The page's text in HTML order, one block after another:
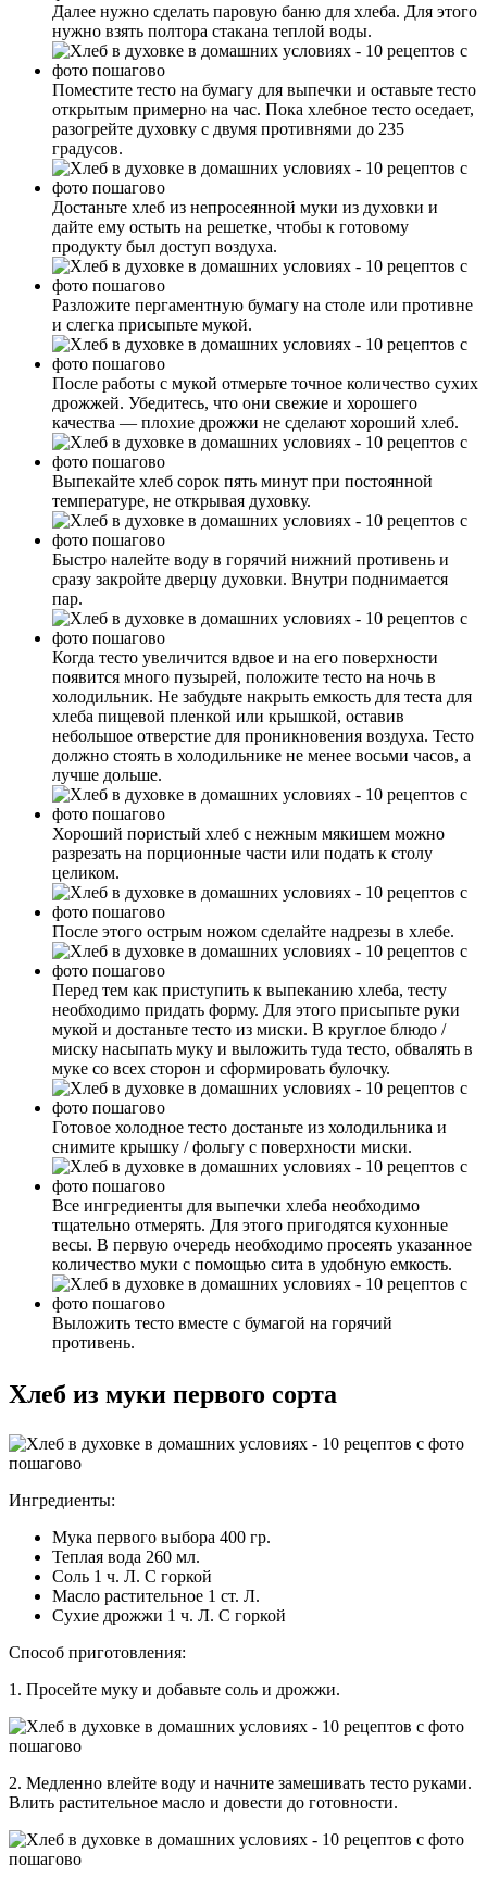
Далее нужно сделать паровую баню для хлеба. Для этого
нужно взять полтора стакана теплой воды.
Поместите тесто на бумагу для выпечки и оставьте тесто
открытым примерно на час. Пока хлебное тесто оседает,
разогрейте духовку с двумя противнями до 235
градусов.
Достаньте хлеб из непросеянной муки из духовки и
дайте ему остыть на решетке, чтобы к готовому
продукту был доступ воздуха.
Разложите пергаментную бумагу на столе или противне
и слегка присыпьте мукой.
После работы с мукой отмерьте точное количество сухих
дрожжей. Убедитесь, что они свежие и хорошего
качества — плохие дрожжи не сделают хороший хлеб.
Выпекайте хлеб сорок пять минут при постоянной
температуре, не открывая духовку.
Быстро налейте воду в горячий нижний противень и
сразу закройте дверцу духовки. Внутри поднимается
пар.
Когда тесто увеличится вдвое и на его поверхности
появится много пузырей, положите тесто на ночь в
холодильник. Не забудьте накрыть емкость для теста для
хлеба пищевой пленкой или крышкой, оставив
небольшое отверстие для проникновения воздуха. Тесто
должно стоять в холодильнике не менее восьми часов, а
лучше дольше.
Хороший пористый хлеб с нежным мякишем можно
разрезать на порционные части или подать к столу
целиком.
После этого острым ножом сделайте надрезы в хлебе.
Перед тем как приступить к выпеканию хлеба, тесту
необходимо придать форму. Для этого присыпьте руки
мукой и достаньте тесто из миски. В круглое блюдо /
миску насыпать муку и выложить туда тесто, обвалять в
муке со всех сторон и сформировать булочку.
Готовое холодное тесто достаньте из холодильника и
снимите крышку / фольгу с поверхности миски.
Все ингредиенты для выпечки хлеба необходимо
тщательно отмерять. Для этого пригодятся кухонные
весы. В первую очередь необходимо просеять указанное
количество муки с помощью сита в удобную емкость.
Выложить тесто вместе с бумагой на горячий
противень.
Хлеб из муки первого сорта
Ингредиенты:
Мука первого выбора 400 гр.
Теплая вода 260 мл.
Соль 1 ч. Л. С горкой
Масло растительное 1 ст. Л.
Сухие дрожжи 1 ч. Л. С горкой
Способ приготовления:
1. Просейте муку и добавьте соль и дрожжи.
2. Медленно влейте воду и начните замешивать тесто руками.
Влить растительное масло и довести до готовности.